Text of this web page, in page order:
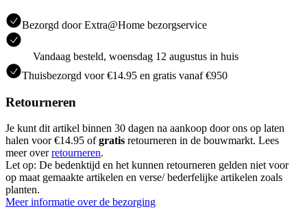
Bezorgd door Extra@Home bezorgservice
Vandaag besteld, woensdag 12 augustus in huis
Thuisbezorgd voor €14.95 en gratis vanaf €950
Retourneren
Je kunt dit artikel binnen 30 dagen na aankoop door ons op laten
halen voor €14.95 ofgratis retourneren in de bouwmarkt. Lees
meer overretourneren.
Let op: De bedenktijd en het kunnen retourneren gelden niet voor
op maat gemaakte artikelen en verse/ bederfelijke artikelen zoals
planten.
Meer informatie over de bezorging